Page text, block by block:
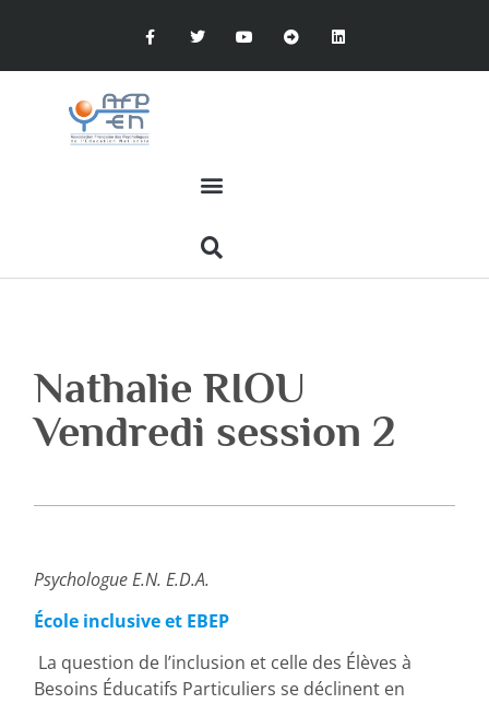
Nathalie RIOU
Vendredi session 2
Psychologue E.N. E.D.A.
École inclusive et EBEP
La question de l’inclusion et celle des Élèves à
Besoins Éducatifs Particuliers se déclinent en